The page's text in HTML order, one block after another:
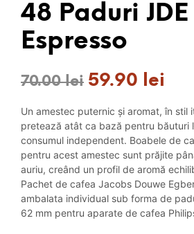
48 Paduri
Espresso
70.00lei Prețul
inițial
a
fost:
70.00 lei.
59.90 lei
Un amestec puternic și aromat, în stil
pretează atât ca bază pentru băuturi
consumul independent. Boabele de
pentru acest amestec sunt prăjite
auriu, creând un profil de aromă
Pachet de cafea Jacobs Douwe
ambalata individual sub forma de
62 mm pentru aparate de cafea